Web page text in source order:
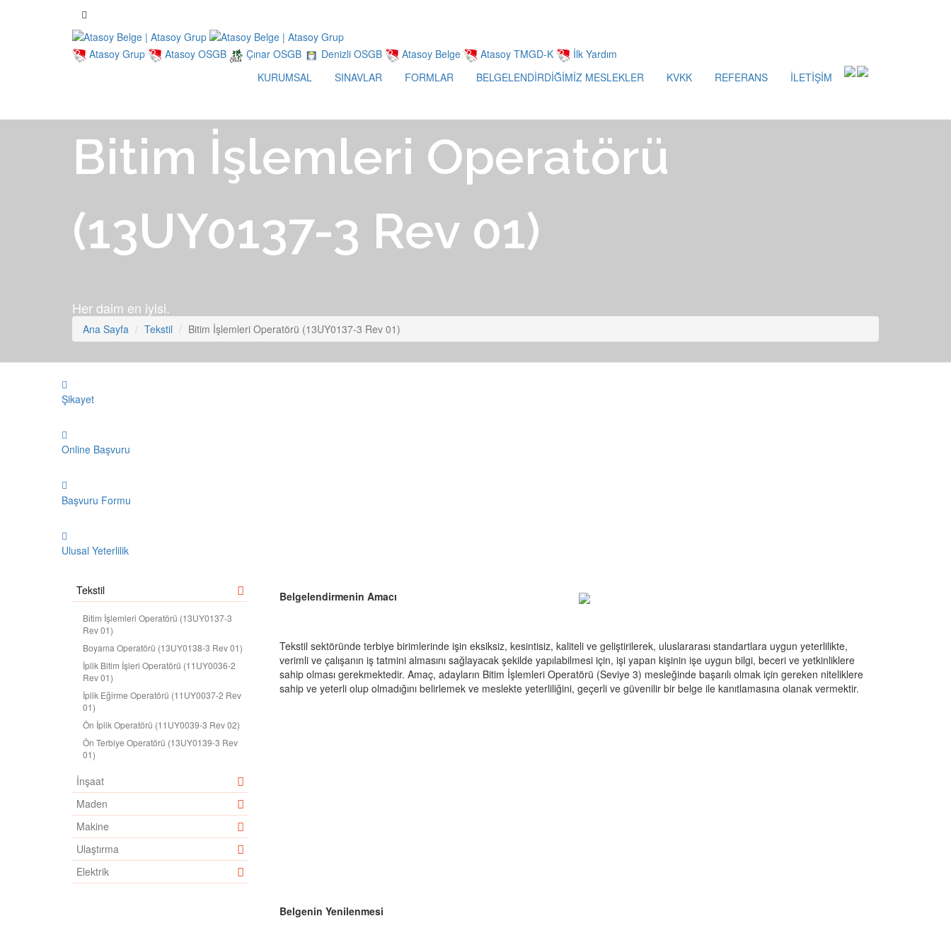
Atasoy Grup Atasoy OSGB Çınar OSGB Denizli OSGB Atasoy Belge Atasoy TMGD-K
İlk Yardım
KURUMSAL
SINAVLAR FORMLAR BELGELENDİRDİĞİMİZ MESLEKLER KVKK REFERANS İLETİŞİM
Bitim İşlemleri Operatörü
(13UY0137-3 Rev 01)
Her daim en iyisi.
Ana Sayfa Tekstil Bitim İşlemleri Operatörü (13UY0137-3 Rev 01)
Şikayet
Online Başvuru
Başvuru Formu
Ulusal Yeterlilik
Belgelendirmenin Amacı
Tekstil sektöründe terbiye birimlerinde işin eksiksiz, kesintisiz, kaliteli ve geliştirilerek, uluslararası standartlara uygun yeterlilikte,
verimli ve çalışanın iş tatmini almasını sağlayacak şekilde yapılabilmesi için, işi yapan kişinin işe uygun bilgi, beceri ve yetkinliklere
sahip olması gerekmektedir. Amaç, adayların Bitim İşlemleri Operatörü (Seviye 3) mesleğinde başarılı olmak için gereken niteliklere
sahip ve yeterli olup olmadığını belirlemek ve meslekte yeterliliğini, geçerli ve güvenilir bir belge ile kanıtlamasına olanak vermektir.
Belgenin Yenilenmesi
Tekstil
Bitim İşlemleri Operatörü (13UY0137-3
Rev 01)
Boyama Operatörü (13UY0138-3 Rev 01)
İplik Bitim İşleri Operatörü (11UY0036-2
Rev 01)
İplik Eğirme Operatörü (11UY0037-2 Rev
01)
Ön İplik Operatörü (11UY0039-3 Rev 02)
Ön Terbiye Operatörü (13UY0139-3 Rev
01)
İnşaat
Maden
Makine
Ulaştırma
Elektrik